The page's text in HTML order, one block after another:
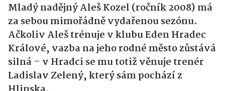
Mladý nadějný Aleš Kozel (ročník 2008) má
za sebou mimořádně vydařenou sezónu.
Ačkoliv Aleš trénuje v klubu Eden Hradec
Králové, vazba na jeho rodné město zůstává
silná – v Hradci se mu totiž věnuje trenér
Ladislav Zelený, který sám pochází z